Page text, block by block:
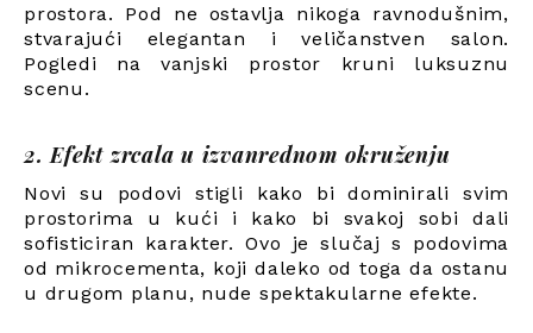
prostora. Pod ne ostavlja nikoga ravnodušnim,
stvarajući elegantan i veličanstven salon.
Pogledi na vanjski prostor kruni luksuznu
scenu.
2. Efekt zrcala u izvanrednom okruženju
Novi su podovi stigli kako bi dominirali svim
prostorima u kući i kako bi svakoj sobi dali
sofisticiran karakter. Ovo je slučaj s podovima
od mikrocementa, koji daleko od toga da ostanu
u drugom planu, nude spektakularne efekte.